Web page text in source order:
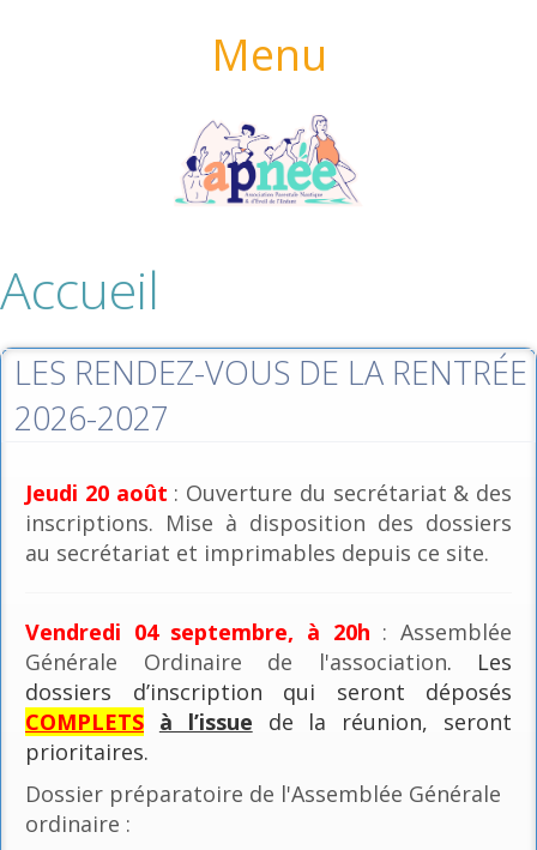
Menu
Accueil
LES RENDEZ-VOUS DE LA RENTRÉE
2026-2027
Jeudi 20 août : Ouverture du secrétariat & des
inscriptions. Mise à disposition des dossiers
au secrétariat et imprimables depuis ce site.
Vendredi 04 septembre, à 20h : Assemblée
Générale Ordinaire de l'association. Les
dossiers d’inscription qui seront déposés
COMPLETS à l’issue de la réunion, seront
prioritaires.
Dossier préparatoire de l'Assemblée Générale
ordinaire :